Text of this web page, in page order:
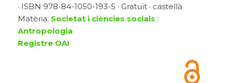
· ISBN 978-84-1050-193-5 · Gratuït · castellà
Matèria: Societat i ciències socials :
Antropologia
Registre OAI